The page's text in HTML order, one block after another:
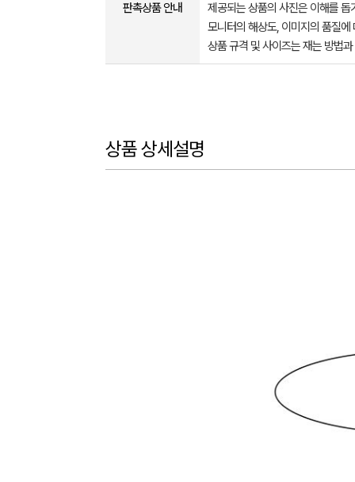
판촉상품 안내
제공되는 상품의 사진은 이해를
모니터의 해상도, 이미지의 품질
상품 규격 및 사이즈는 재는 방법
상품 상세설명